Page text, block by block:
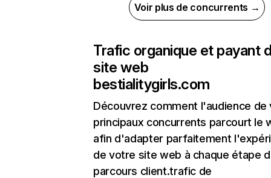
Voir plus de concurrents →
Trafic organique et payant
site web
bestialitygirls.com
Découvrez comment l'audience de
principaux concurrents parcourt le
afin d'adapter parfaitement
de votre site web à chaque étape
parcours client.trafic de